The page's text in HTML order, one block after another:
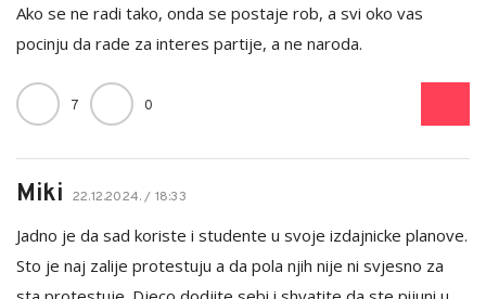
Ako se ne radi tako, onda se postaje rob, a svi oko vas
pocinju da rade za interes partije, a ne naroda.
7 0
Miki 22.12.2024. / 18:33
Jadno je da sad koriste i studente u svoje izdajnicke planove.
Sto je naj zalije protestuju a da pola njih nije ni svjesno za